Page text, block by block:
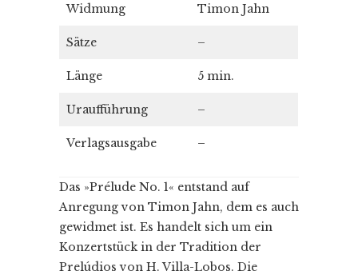
Widmung Timon Jahn
Sätze –
Länge 5 min.
Uraufführung –
Verlagsausgabe –
Das »Prélude No. 1« entstand auf
Anregung von Timon Jahn, dem es auch
gewidmet ist. Es handelt sich um ein
Konzertstück in der Tradition der
Prelúdios von H. Villa-Lobos. Die